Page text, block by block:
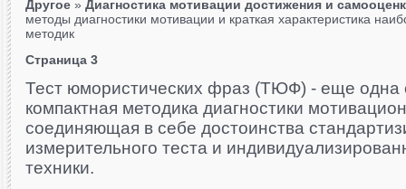
Другое » Диагностика мотивации достижения и
методы диагностики мотивации и краткая характеристика
методик
Страница 3
Тест юмористических фраз (ТЮФ) - еще одна
компактная методика диагностики
соединяющая в себе достоинства
измерительного теста и
техники.